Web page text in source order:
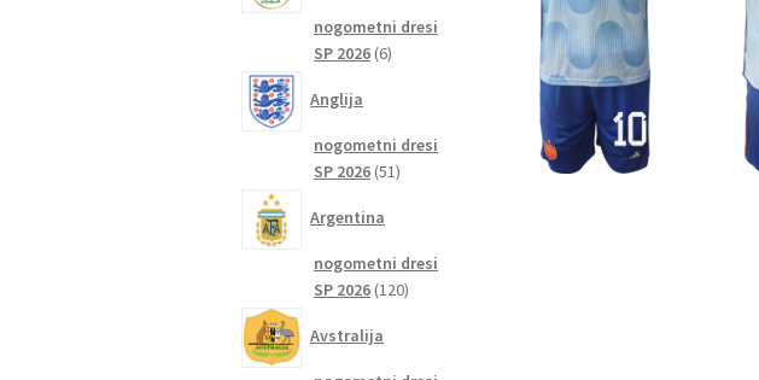
nogometni dresi
SP 2026 66
Anglija
nogometni dresi
SP 2026 5151
Argentina
nogometni dresi
SP 2026 120120
Avstralija